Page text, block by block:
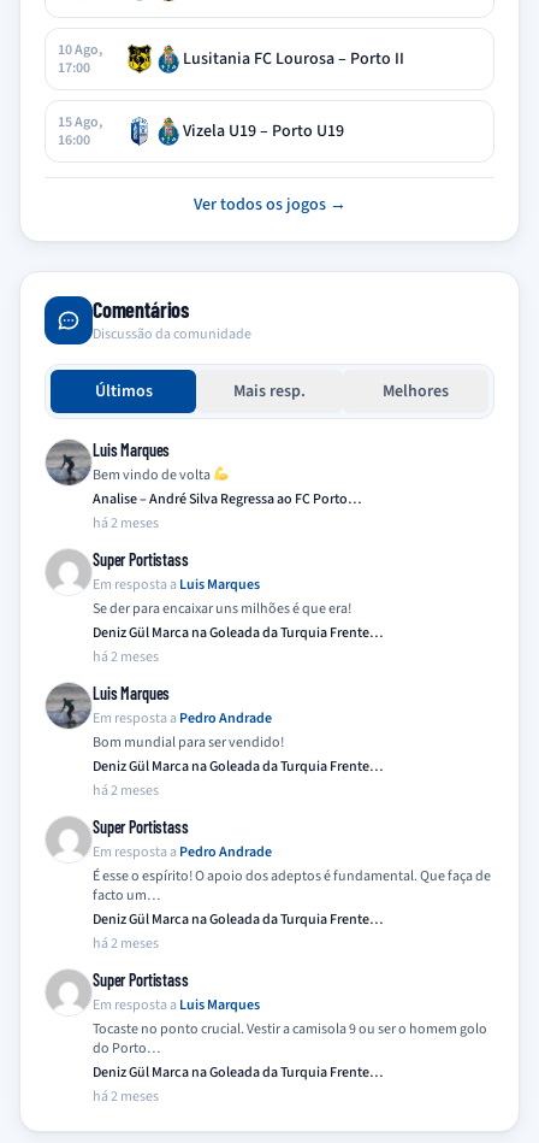
10 Ago,
17:00
Lusitania FC Lourosa – Porto II
15 Ago,
16:00
Vizela U19 – Porto U19
Ver todos os jogos →
Comentários
Discussão da comunidade
Últimos Mais resp. Melhores
Luis Marques
Bem vindo de volta
Analise – André Silva Regressa ao FC Porto…
há 2 meses
Super Portistass
Em resposta a Luis Marques
Se der para encaixar uns milhões é que era!
Deniz Gül Marca na Goleada da Turquia Frente…
há 2 meses
Luis Marques
Em resposta a Pedro Andrade
Bom mundial para ser vendido!
Deniz Gül Marca na Goleada da Turquia Frente…
há 2 meses
Super Portistass
Em resposta a Pedro Andrade
É esse o espírito! O apoio dos adeptos é fundamental. Que faça de
facto um…
Deniz Gül Marca na Goleada da Turquia Frente…
há 2 meses
Super Portistass
Em resposta a Luis Marques
Tocaste no ponto crucial. Vestir a camisola 9 ou ser o homem golo
do Porto…
Deniz Gül Marca na Goleada da Turquia Frente…
há 2 meses